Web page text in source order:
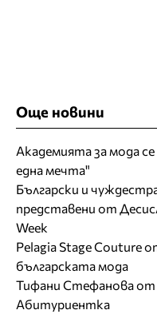
Още новини
Академията за мода
една мечта"
Български и
представени от
Week
Pelagia Stage Couture
българската мода
Тифани Стефанова от
Абитуриентка